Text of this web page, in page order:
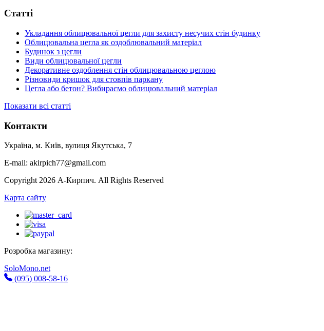
Статті
Укладання облицювальної цегли для захисту несучих стін будинку
Облицювальна цегла як оздоблювальний матеріал
Будинок з цегли
Види облицювальної цегли
Декоративне оздоблення стін облицювальною цеглою
Різновиди кришок для стовпів паркану
Цегла або бетон? Вибираємо облицювальний матеріал
Показати всі статті
Контакти
Україна, м. Київ, вулиця Якутська, 7
E-mail: akirpich77@gmail.com
Copyright 2026 А-Кирпич. All Rights Reserved
Карта сайту
Розробка магазину:
SoloMono.net
(095) 008-58-16